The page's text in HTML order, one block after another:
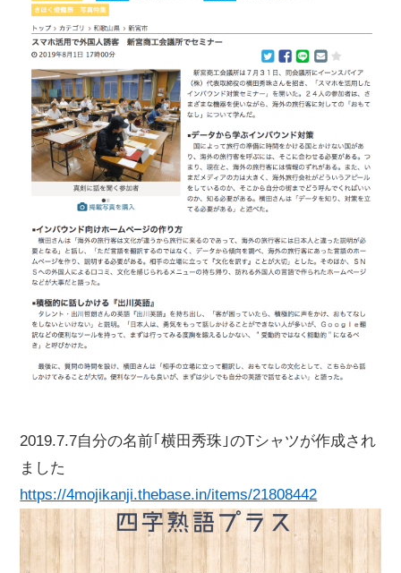
2019.7.7自分の名前｢横田秀珠｣のTシャツが作成され
ました
https://4mojikanji.thebase.in/items/21808442